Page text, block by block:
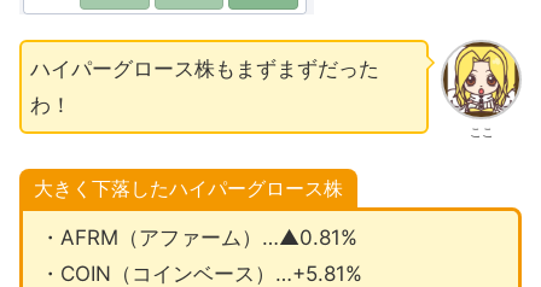
ここ
ハイパーグロース株もまずまずだった
わ！
大きく下落したハイパーグロース株
・AFRM（アファーム）…▲0.81%
・COIN（コインベース）…+5.81%